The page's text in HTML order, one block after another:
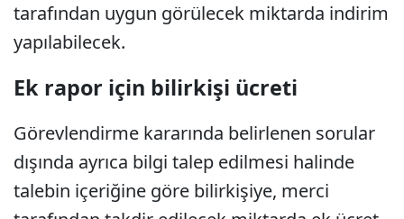
tarafından uygun görülecek miktarda indirim
yapılabilecek.
Ek rapor için bilirkişi ücreti
Görevlendirme kararında belirlenen sorular
dışında ayrıca bilgi talep edilmesi halinde
talebin içeriğine göre bilirkişiye, merci